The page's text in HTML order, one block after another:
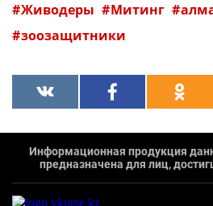
Живодеры Митинг
зоозащитники
Информационная продукция
предназначена для лиц,